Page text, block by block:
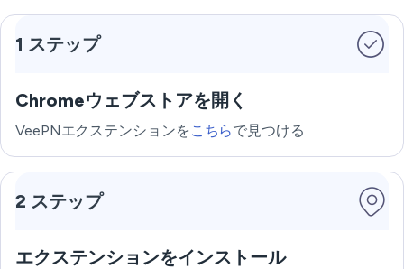
1 ステップ
Chromeウェブストアを開く
VeePNエクステンションをこちらで見つける
2 ステップ
エクステンションをインストール